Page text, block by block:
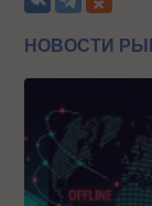
НОВОСТИ